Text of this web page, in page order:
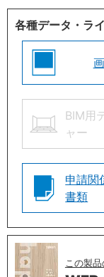
各種データ・ラ
BIM用
ャー
申請関
書類
この製